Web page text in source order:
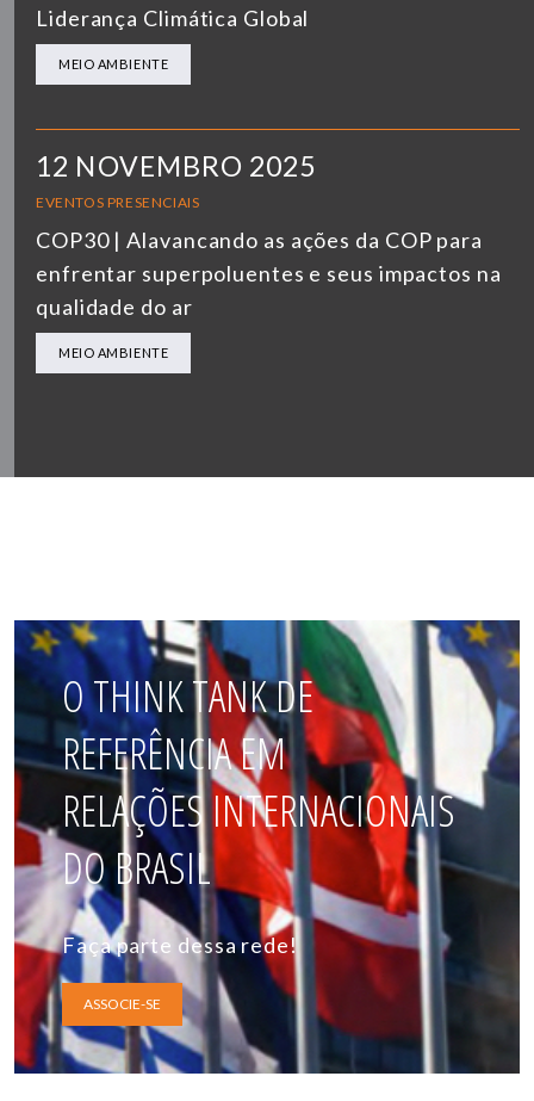
Liderança Climática Global
MEIO AMBIENTE
12 NOVEMBRO 2025
EVENTOS PRESENCIAIS
COP30 | Alavancando as ações da COP para
enfrentar superpoluentes e seus impactos na
qualidade do ar
MEIO AMBIENTE
O THINK TANK DE
REFERÊNCIA EM
RELAÇÕES INTERNACIONAIS
DO BRASIL
Faça parte dessa rede!
ASSOCIE-SE